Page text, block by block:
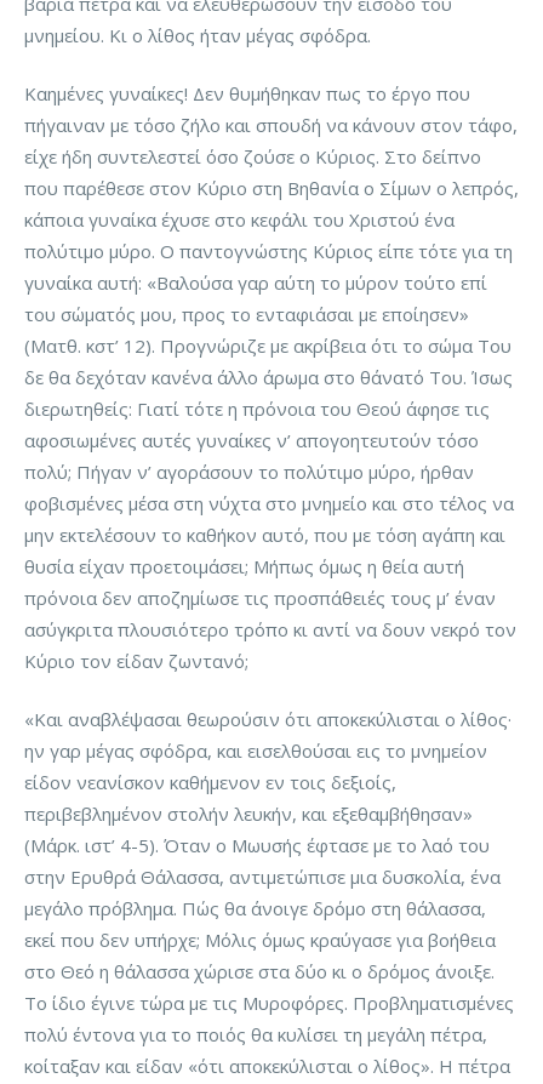
μνημείου. Κι ο λίθος ήταν μέγας σφόδρα.
Καημένες γυναίκες! Δεν θυμήθηκαν πως το έργο που
πήγαιναν με τόσο ζήλο και σπουδή να κάνουν στον τάφο,
είχε ήδη συντελεστεί όσο ζούσε ο Κύριος. Στο δείπνο
που παρέθεσε στον Κύριο στη Βηθανία ο Σίμων ο λεπρός,
κάποια γυναίκα έχυσε στο κεφάλι του Χριστού ένα
πολύτιμο μύρο. Ο παντογνώστης Κύριος είπε τότε για τη
γυναίκα αυτή: «Βαλούσα γαρ αύτη το μύρον τούτο επί
του σώματός μου, προς το ενταφιάσαι με εποίησεν»
(Ματθ. κστ’ 12). Προγνώριζε με ακρίβεια ότι το σώμα Του
δε θα δεχόταν κανένα άλλο άρωμα στο θάνατό Του. Ίσως
διερωτηθείς: Γιατί τότε η πρόνοια του Θεού άφησε τις
αφοσιωμένες αυτές γυναίκες ν’ απογοητευτούν τόσο
πολύ; Πήγαν ν’ αγοράσουν το πολύτιμο μύρο, ήρθαν
φοβισμένες μέσα στη νύχτα στο μνημείο και στο τέλος να
μην εκτελέσουν το καθήκον αυτό, που με τόση αγάπη και
θυσία είχαν προετοιμάσει; Μήπως όμως η θεία αυτή
πρόνοια δεν αποζημίωσε τις προσπάθειές τους μ’ έναν
ασύγκριτα πλουσιότερο τρόπο κι αντί να δουν νεκρό τον
Κύριο τον είδαν ζωντανό;
«Και αναβλέψασαι θεωρούσιν ότι αποκεκύλισται ο λίθος·
ην γαρ μέγας σφόδρα, και εισελθούσαι εις το μνημείον
είδον νεανίσκον καθήμενον εν τοις δεξιοίς,
περιβεβλημένον στολήν λευκήν, και εξεθαμβήθησαν»
(Μάρκ. ιστ’ 4-5). Όταν ο Μωυσής έφτασε με το λαό του
στην Ερυθρά Θάλασσα, αντιμετώπισε μια δυσκολία, ένα
μεγάλο πρόβλημα. Πώς θα άνοιγε δρόμο στη θάλασσα,
εκεί που δεν υπήρχε; Μόλις όμως κραύγασε για βοήθεια
στο Θεό η θάλασσα χώρισε στα δύο κι ο δρόμος άνοιξε.
Το ίδιο έγινε τώρα με τις Μυροφόρες. Προβληματισμένες
πολύ έντονα για το ποιός θα κυλίσει τη μεγάλη πέτρα,
κοίταξαν και είδαν «ότι αποκεκύλισται ο λίθος». Η πέτρα